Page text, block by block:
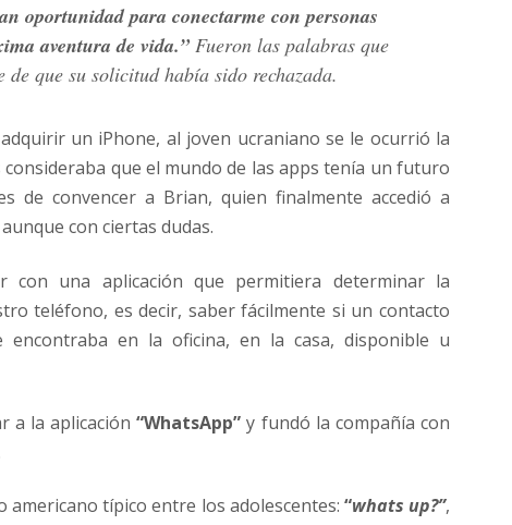
oportunidad para conectarme con personas
aventura de vida.” Fueron las palabras que
que su solicitud había sido rechazada.
un iPhone, al joven ucraniano se le ocurrió la
que el mundo de las apps tenía un futuro
de convencer a Brian, quien finalmente accedió a
con ciertas dudas.
una aplicación que permitiera determinar la
teléfono, es decir, saber fácilmente si un contacto
encontraba en la oficina, en la casa, disponible u
a la aplicación“WhatsApp”y fundó la compañía con
americano típico entre los adolescentes: “whats up?”,